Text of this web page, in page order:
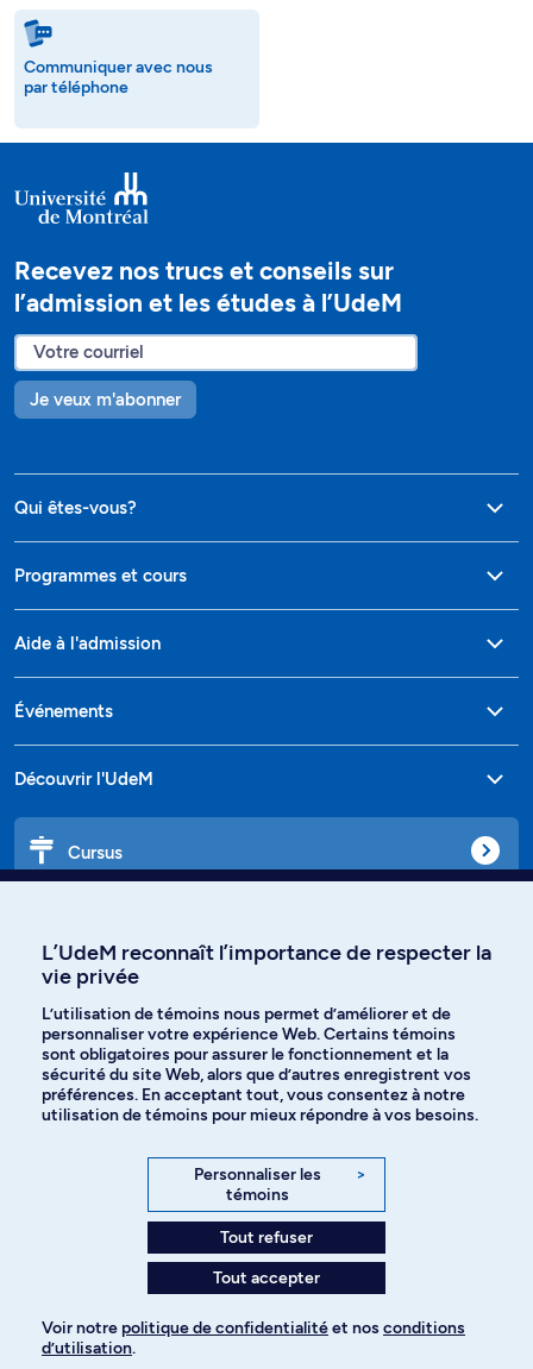
Communiquer avec nous
par téléphone
Recevez nos trucs et conseils sur
l’admission et les études à l’UdeM
Je veux m'abonner
Qui êtes-vous?
Programmes et cours
Aide à l'admission
Événements
Découvrir l'UdeM
Cursus
Langues
Facebook Instagram
YouTube
Politique de confidentialité
L’UdeM reconnaît l’importance de respecter la
vie privée
L’utilisation de témoins nous permet d’améliorer et de
personnaliser votre expérience Web. Certains témoins
sont obligatoires pour assurer le fonctionnement et la
sécurité du site Web, alors que d’autres enregistrent vos
préférences. En acceptant tout, vous consentez à notre
utilisation de témoins pour mieux répondre à vos besoins.
Personnaliser les
témoins
>
Tout refuser
Tout accepter
Voir notre politique de confidentialitéet nos conditions
d’utilisation.